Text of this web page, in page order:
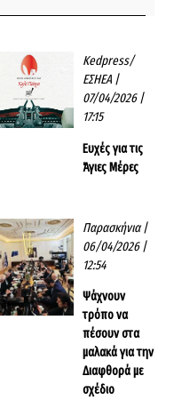
Kedpress/
ΕΣΗΕΑ|
07/04/2026 |
17:15
Ευχές για τις
Άγιες Μέρες
Παρασκήνια|
06/04/2026 |
12:54
Ψάχνουν
τρόπο να
πέσουν στα
μαλακά για την
Διαφθορά με
σχέδιο